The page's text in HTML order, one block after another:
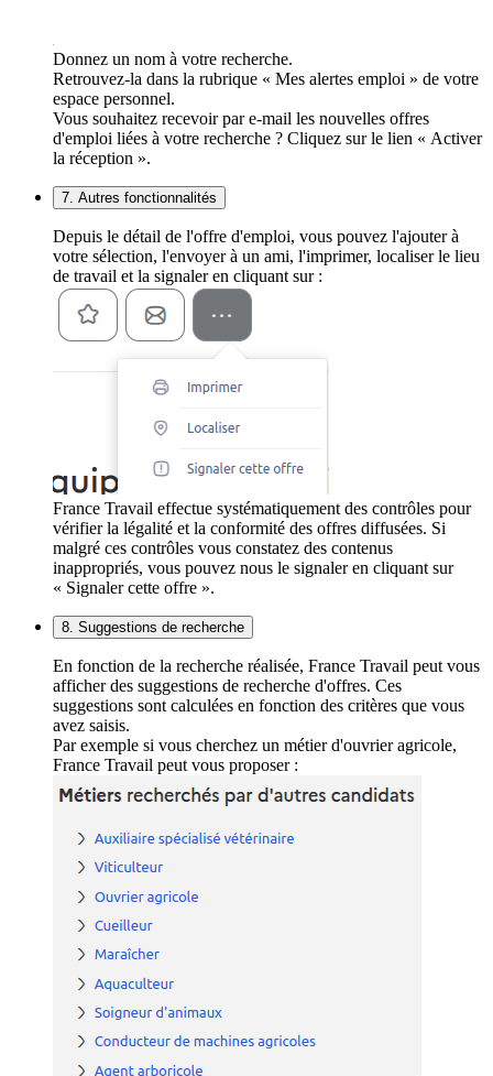
Donnez un nom à votre recherche.
Retrouvez-la dans la rubrique « Mes alertes emploi » de votre
espace personnel.
Vous souhaitez recevoir par e-mail les nouvelles offres
d'emploi liées à votre recherche ? Cliquez sur le lien « Activer
la réception ».
7. Autres fonctionnalités
Depuis le détail de l'offre d'emploi, vous pouvez l'ajouter à
votre sélection, l'envoyer à un ami, l'imprimer, localiser le lieu
de travail et la signaler en cliquant sur :
France Travail effectue systématiquement des contrôles pour
vérifier la légalité et la conformité des offres diffusées. Si
malgré ces contrôles vous constatez des contenus
inappropriés, vous pouvez nous le signaler en cliquant sur
« Signaler cette offre ».
8. Suggestions de recherche
En fonction de la recherche réalisée, France Travail peut vous
afficher des suggestions de recherche d'offres. Ces
suggestions sont calculées en fonction des critères que vous
avez saisis.
Par exemple si vous cherchez un métier d'ouvrier agricole,
France Travail peut vous proposer :